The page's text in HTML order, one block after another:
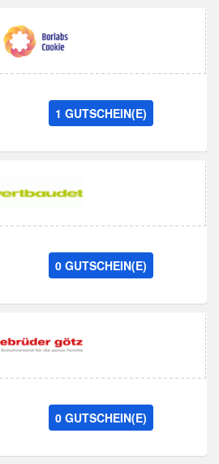
1 GUTSCHEIN(E)
0 GUTSCHEIN(E)
0 GUTSCHEIN(E)